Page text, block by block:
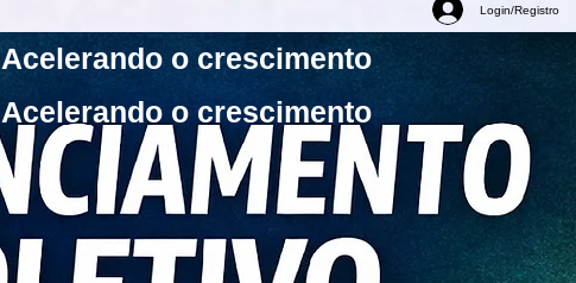
Login/Registro
Acelerando o crescimento
Acelerando o crescimento